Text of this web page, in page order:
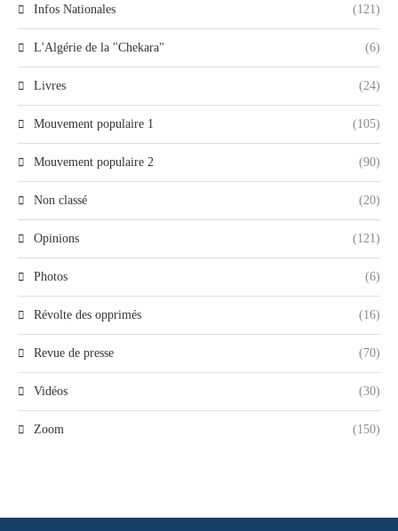
Infos Nationales (121)
L'Algérie de la "Chekara" (6)
Livres (24)
Mouvement populaire 1 (105)
Mouvement populaire 2 (90)
Non classé (20)
Opinions (121)
Photos (6)
Révolte des opprimés (16)
Revue de presse (70)
Vidéos (30)
Zoom (150)